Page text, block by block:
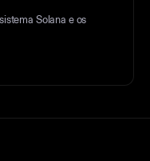
Solana e os